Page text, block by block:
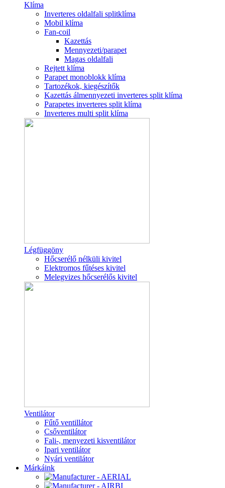
Klíma
Inverteres oldalfali splitklíma
Mobil klíma
Fan-coil
Kazettás
Mennyezeti/parapet
Magas oldalfali
Rejtett klíma
Parapet monoblokk klíma
Tartozékok, kiegészítők
Kazettás álmennyezeti inverteres split klíma
Parapetes inverteres split klíma
Inverteres multi split klíma
Légfüggöny
Hőcserélő nélküli kivitel
Elektromos fűtéses kivitel
Melegvizes hőcserélős kivitel
Ventilátor
Fűtő ventillátor
Csőventilátor
Fali-, menyezeti kisventilátor
Ipari ventilátor
Nyári ventilátor
Márkáink